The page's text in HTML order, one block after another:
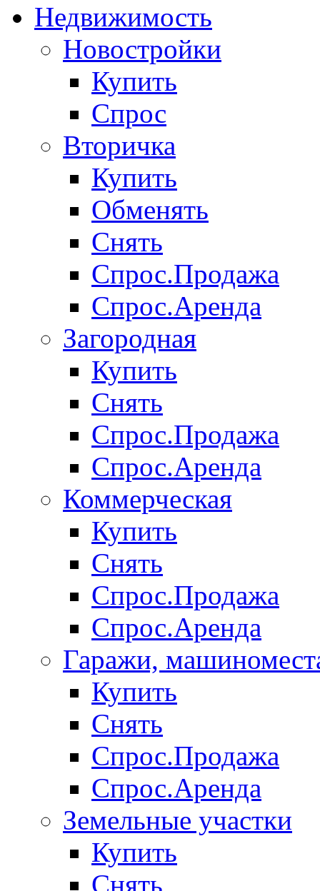
Недвижимость
Новостройки
Купить
Спрос
Вторичка
Купить
Обменять
Снять
Спрос.Продажа
Спрос.Аренда
Загородная
Купить
Снять
Спрос.Продажа
Спрос.Аренда
Коммерческая
Купить
Снять
Спрос.Продажа
Спрос.Аренда
Гаражи,
Купить
Снять
Спрос.Продажа
Спрос.Аренда
Земельные участки
Купить
Снять